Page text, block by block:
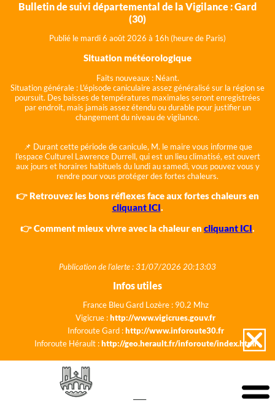
Bulletin de suivi départemental de la Vigilance : Gard
(30)
Publié le mardi 6 août 2026 à 16h (heure de Paris)
Situation météorologique
Faits nouveaux : Néant.
Situation générale : L'épisode caniculaire assez généralisé sur la région se
poursuit. Des baisses de températures maximales seront enregistrées
par endroit, mais jamais assez étendu ou durable pour justifier un
changement du niveau de vigilance.
📌 Durant cette période de canicule, M. le maire vous informe que
l'espace Culturel Lawrence Durrell, qui est un lieu climatisé, est ouvert
aux jours et horaires habituels du lundi au samedi, vous pouvez vous y
rendre pour vous protéger des fortes chaleurs.
👉 Retrouvez les bons réflexes face aux fortes chaleurs en
cliquant ICI.
👉 Comment mieux vivre avec la chaleur en cliquant ICI.
Publication de l'alerte : 31/07/2026 20:13:03
Infos utiles
France Bleu Gard Lozère : 90.2 Mhz
Vigicrue :http://www.vigicrues.gouv.fr
Inforoute Gard :http://www.inforoute30.fr
Inforoute Hérault :http://geo.herault.fr/inforoute/index.html